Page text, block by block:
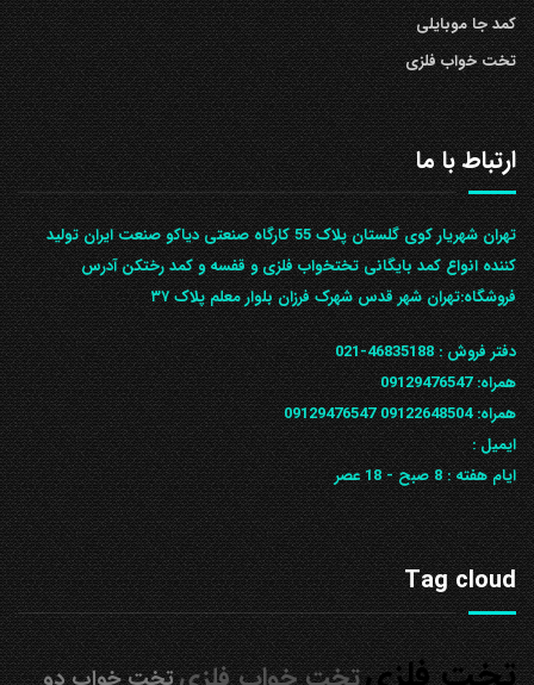
کمد جا موبایلی
تخت خواب فلزی
ارتباط با ما
تهران شهریار کوی گلستان پلاک 55 کارگاه صنعتی دیاکو صنعت ایران تولید
کننده انواع کمد بایگانی تختخواب فلزی و قفسه و کمد رختکن آدرس
ف‍روشگاه:تهران شهر قدس شهرک فرزان بلوار معلم پلاک ۳۷
دفتر فروش :46835188-021
همراه:09129476547
همراه: 09122648504
09129476547
ایمیل :
ایام هفته :8 صبح - 18 عصر
Tag cloud